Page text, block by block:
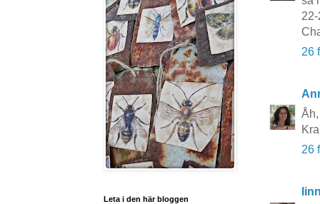
26
26
Leta i den här bloggen